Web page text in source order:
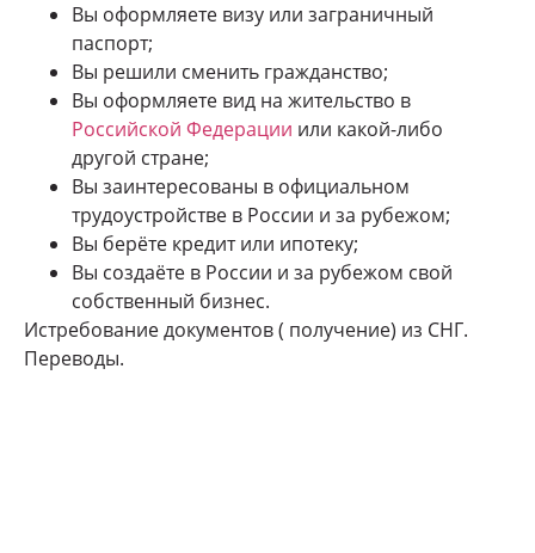
Вы оформляете визу или заграничный
паспорт;
Вы решили сменить гражданство;
Вы оформляете вид на жительство в
Российской Федерации или какой-либо
другой стране;
Вы заинтересованы в официальном
трудоустройстве в России и за рубежом;
Вы берёте кредит или ипотеку;
Вы создаёте в России и за рубежом свой
собственный бизнес.
Истребование документов ( получение) из СНГ.
Переводы.